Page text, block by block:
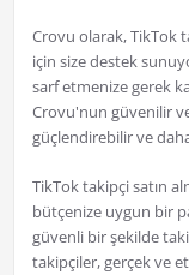
Crovu olarak, TikTok
için size destek
sarf etmenize gerek
Crovu'nun güvenilir
güçlendirebilir ve
TikTok takipçi satın
bütçenize uygun bir
güvenli bir şekilde
takipçiler, gerçek ve